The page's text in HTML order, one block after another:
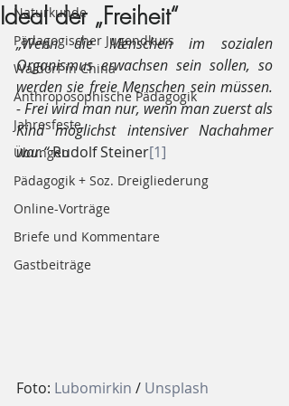
Naturkunde
Pädagogischer Jugendkurs
Waldorf in China
Anthroposophische Pädagogik
Jahresfeste
Übungen
Pädagogik + Soz. Dreigliederung
Online-Vorträge
Briefe und Kommentare
Gastbeiträge
Ideal der „Freiheit“
„Wenn die Menschen im sozialen
Organismus erwachsen sein sollen, so
werden sie freie Menschen sein müssen.
- Frei wird man nur, wenn man zuerst als
Kind möglichst intensiver Nachahmer
war.“ Rudolf Steiner[1]
Foto: Lubomirkin / Unsplash